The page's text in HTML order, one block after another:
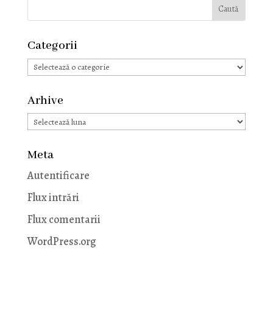
Categorii
Categorii
Arhive
Arhive
Meta
Autentificare
Flux intrări
Flux comentarii
WordPress.org